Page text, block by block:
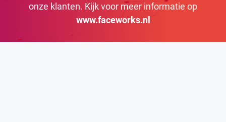
onze klanten. Kijk voor meer informatie op
www.faceworks.nl